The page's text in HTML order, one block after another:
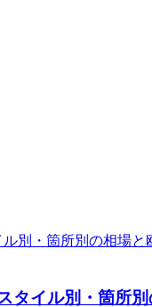
タイル別・箇所